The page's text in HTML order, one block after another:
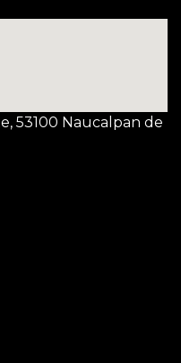
53100 Naucalpan de